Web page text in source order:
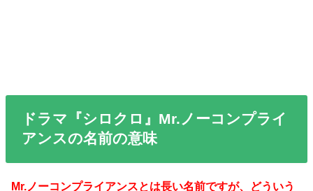
ドラマ『シロクロ』Mr.ノーコンプライ
アンスの名前の意味
Mr.ノーコンプライアンスとは長い名前ですが、どういう